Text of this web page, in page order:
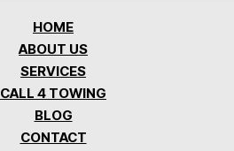
HOME
ABOUT US
SERVICES
CALL 4 TOWING
BLOG
CONTACT